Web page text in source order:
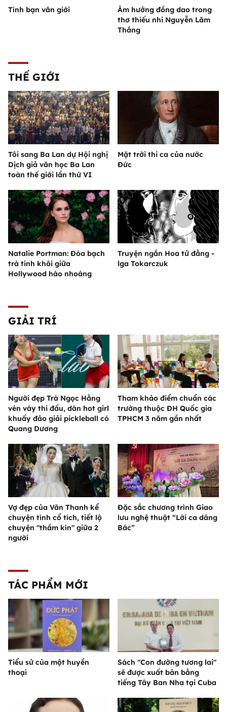
Tình bạn văn giới
Âm hưởng đồng dao trong
thơ thiếu nhi Nguyễn Lãm
Thắng
THẾ GIỚI
Tôi sang Ba Lan dự Hội nghị
Dịch giả văn học Ba Lan
toàn thế giới lần thứ VI
Mặt trời thi ca của nước
Đức
Natalie Portman: Đóa bạch
trà tinh khôi giữa
Hollywood hào nhoáng
Truyện ngắn Hoa tử đằng -
lga Tokarczuk
GIẢI TRÍ
Người đẹp Trà Ngọc Hằng
vén váy thi đấu, dàn hot girl
khuấy đảo giải pickleball có
Quang Dương
Tham khảo điểm chuẩn các
trường thuộc ĐH Quốc gia
TPHCM 3 năm gần nhất
Vợ đẹp của Văn Thanh kể
chuyện tình cổ tích, tiết lộ
chuyện "thầm kín" giữa 2
người
Đặc sắc chương trình Giao
lưu nghệ thuật “Lời ca dâng
Bác”
TÁC PHẨM MỚI
Tiểu sử của một huyền
thoại
Sách "Con đường tương lai"
sẽ được xuất bản bằng
tiếng Tây Ban Nha tại Cuba